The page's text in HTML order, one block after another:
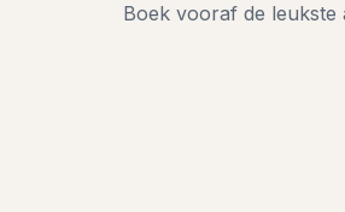
Boek vooraf de leukste